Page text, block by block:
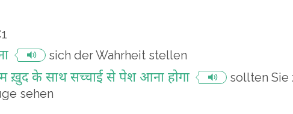
sich der Wahrheit stellen
के साथ सच्चाई से पेश आना होगा
sollten
sehen